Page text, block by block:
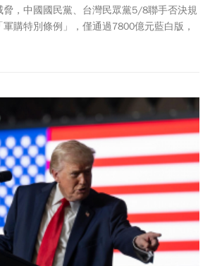
，中國國民黨、台灣民眾黨5/8聯手否決規
購特別條例」，僅通過7800億元藍白版，
括20餘萬架無人機等軍備建置經費。前美國
防衛能力，「同時也須展現自我捍衛的決
蘭在戰事中不斷調整無人機技術，台灣卻還
器。他表示，自己對台灣政治人物常說要和
，但應先打造足夠國防能力，才能持續迭代
蘭創新生態體系，而非單純仰賴傳統軍購。